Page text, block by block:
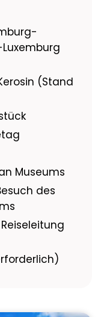
(Stand
Museums
des